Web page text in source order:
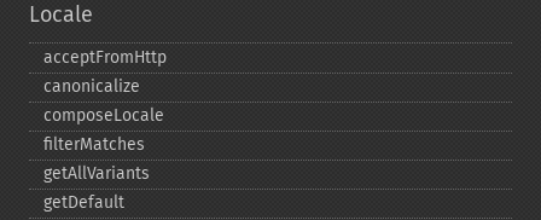
Locale
acceptFromHttp
canonicalize
composeLocale
filterMatches
getAllVariants
getDefault